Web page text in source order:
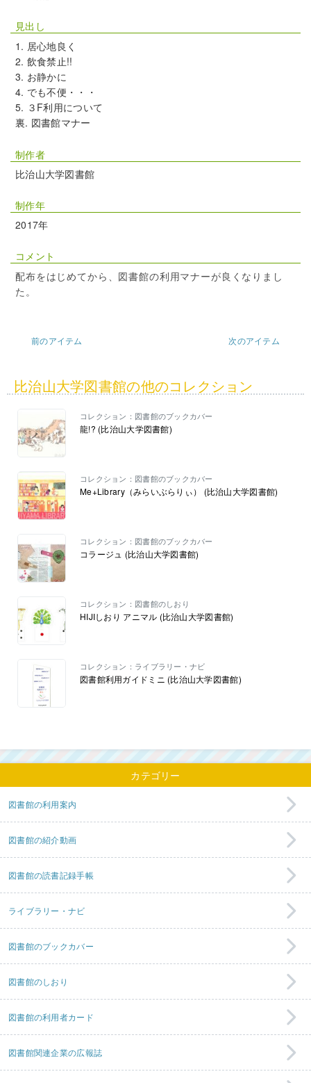
見出し
居心地良く
飲食禁止!!
お静かに
でも不便・・・
３F利用について
裏. 図書館マナー
制作者
比治山大学図書館
制作年
2017年
コメント
配布をはじめてから、図書館の利用マナーが良くなりまし
た。
前のアイテム 次のアイテム
比治山大学図書館の他のコレクション
コレクション：図書館のブックカバー
龍!? (比治山大学図書館)
コレクション：図書館のブックカバー
Me+Library（みらいぶらりぃ） (比治山大学図書館)
コレクション：図書館のブックカバー
コラージュ (比治山大学図書館)
コレクション：図書館のしおり
HIJIしおり アニマル (比治山大学図書館)
コレクション：ライブラリー・ナビ
図書館利用ガイドミニ (比治山大学図書館)
カテゴリー
図書館の利用案内
図書館の紹介動画
図書館の読書記録手帳
ライブラリー・ナビ
図書館のブックカバー
図書館のしおり
図書館の利用者カード
図書館関連企業の広報誌